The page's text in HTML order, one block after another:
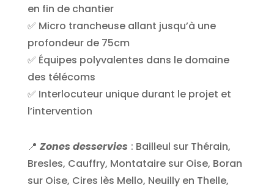
en fin de chantier
✅ Micro trancheuse allant jusqu’à une
profondeur de 75cm
✅ Équipes polyvalentes dans le domaine
des télécoms
✅ Interlocuteur unique durant le projet et
l’intervention
📍 Zones desservies : Bailleul sur Thérain,
Bresles, Cauffry, Montataire sur Oise, Boran
sur Oise, Cires lès Mello, Neuilly en Thelle,